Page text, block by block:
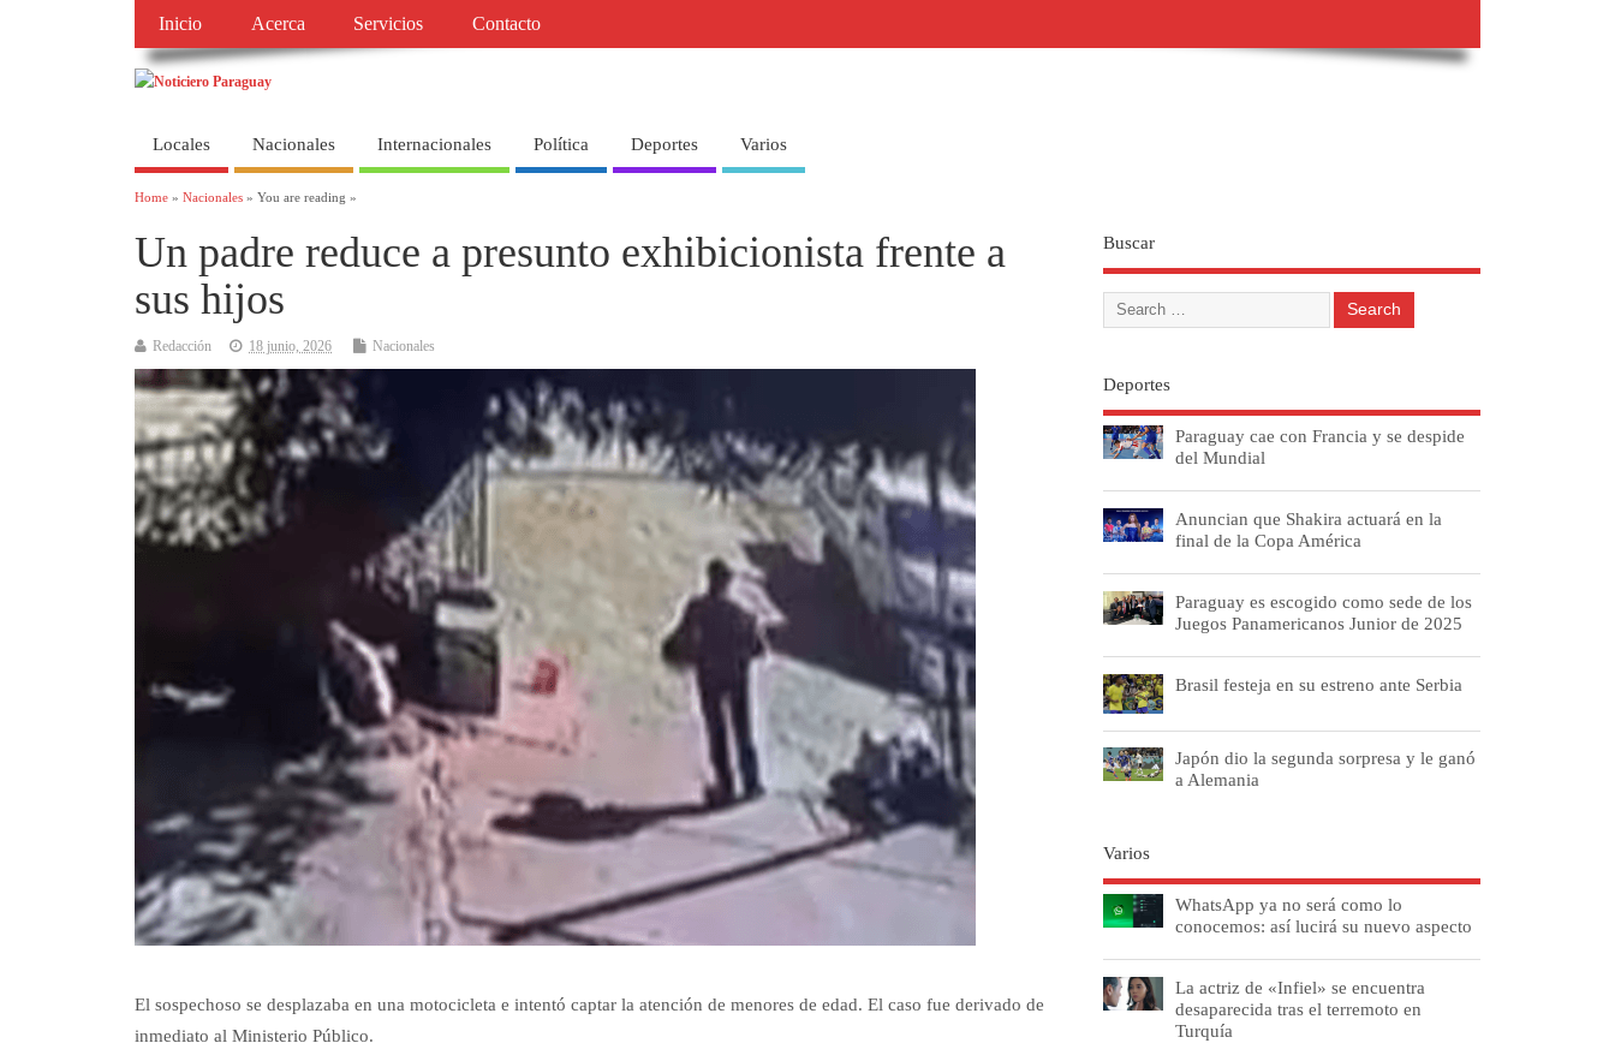
Inicio Acerca Servicios Contacto
Locales Nacionales Internacionales Política Deportes Varios
Home » Nacionales » You are reading »
Un padre reduce a presunto exhibicionista frente a
sus hijos
Redacción 18 junio, 2026 Nacionales
El sospechoso se desplazaba en una motocicleta e intentó captar la atención de menores de edad. El caso fue derivado de
inmediato al Ministerio Público.
Buscar
Deportes
Paraguay cae con Francia y se despide
del Mundial
Anuncian que Shakira actuará en la
final de la Copa América
Paraguay es escogido como sede de los
Juegos Panamericanos Junior de 2025
Brasil festeja en su estreno ante Serbia
Japón dio la segunda sorpresa y le ganó
a Alemania
Varios
WhatsApp ya no será como lo
conocemos: así lucirá su nuevo aspecto
La actriz de «Infiel» se encuentra
desaparecida tras el terremoto en
Turquía